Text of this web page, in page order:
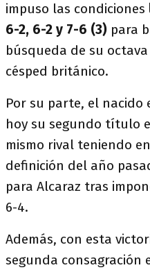
impuso las condiciones
6-2, 6-2 y 7-6 (3) para
búsqueda de su
césped británico.
Por su parte, el nacido
hoy su segundo título
mismo rival teniendo
definición del año
para Alcaraz tras
6-4.
Además, con esta
segunda consagración